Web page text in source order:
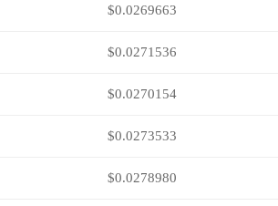
$0.0269663
$0.0271536
$0.0270154
$0.0273533
$0.0278980